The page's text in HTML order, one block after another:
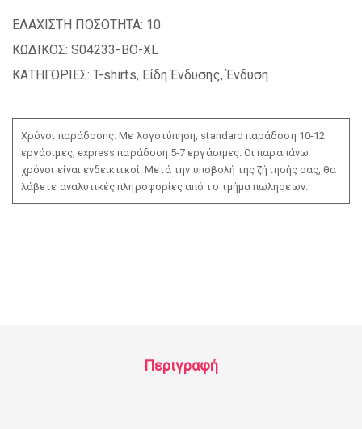
ΕΛΑΧΙΣΤΗ ΠΟΣΟΤΗΤΑ: 10
ΚΩΔΙΚΟΣ: S04233-BO-XL
ΚΑΤΗΓΟΡΙΕΣ: T-shirts, Είδη Ένδυσης,Ένδυση
Χρόνοι παράδοσης: Με λογοτύπηση, standard παράδοση 10-12
εργάσιμες, express παράδοση 5-7 εργάσιμες. Οι παραπάνω
χρόνοι είναι ενδεικτικοί. Μετά την υποβολή της ζήτησής σας, θα
λάβετε αναλυτικές πληροφορίες από το τμήμα πωλήσεων.
Περιγραφή